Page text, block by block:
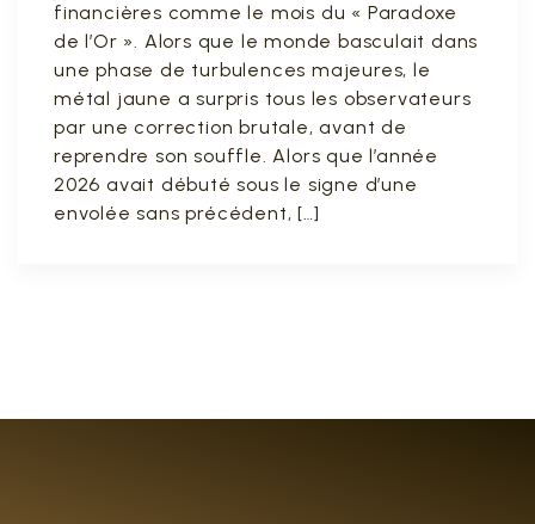
financières comme le mois du « Paradoxe
de l’Or ». Alors que le monde basculait dans
une phase de turbulences majeures, le
métal jaune a surpris tous les observateurs
par une correction brutale, avant de
reprendre son souffle. Alors que l’année
2026 avait débuté sous le signe d’une
envolée sans précédent, […]